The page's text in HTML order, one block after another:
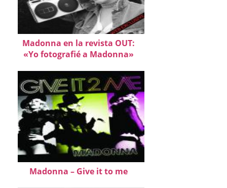
Madonna en la revista OUT:
«Yo fotografié a Madonna»
Madonna – Give it to me